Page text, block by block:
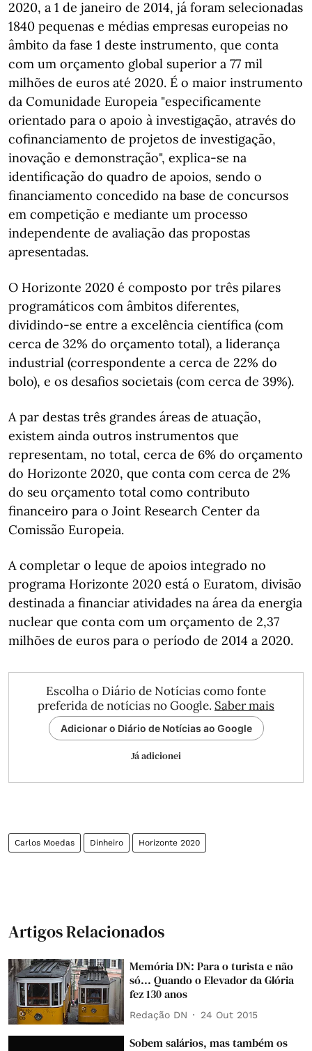
2020, a 1 de janeiro de 2014, já foram selecionadas
1840 pequenas e médias empresas europeias no
âmbito da fase 1 deste instrumento, que conta
com um orçamento global superior a 77 mil
milhões de euros até 2020. É o maior instrumento
da Comunidade Europeia "especificamente
orientado para o apoio à investigação, através do
cofinanciamento de projetos de investigação,
inovação e demonstração", explica-se na
identificação do quadro de apoios, sendo o
financiamento concedido na base de concursos
em competição e mediante um processo
independente de avaliação das propostas
apresentadas.
O Horizonte 2020 é composto por três pilares
programáticos com âmbitos diferentes,
dividindo-se entre a excelência científica (com
cerca de 32% do orçamento total), a liderança
industrial (correspondente a cerca de 22% do
bolo), e os desafios societais (com cerca de 39%).
A par destas três grandes áreas de atuação,
existem ainda outros instrumentos que
representam, no total, cerca de 6% do orçamento
do Horizonte 2020, que conta com cerca de 2%
do seu orçamento total como contributo
financeiro para o Joint Research Center da
Comissão Europeia.
A completar o leque de apoios integrado no
programa Horizonte 2020 está o Euratom, divisão
destinada a financiar atividades na área da energia
nuclear que conta com um orçamento de 2,37
milhões de euros para o período de 2014 a 2020.
Escolha o Diário de Notícias como fonte
preferida de notícias no Google. Saber mais
Adicionar o Diário de Notícias ao Google
Já adicionei
Carlos Moedas Dinheiro Horizonte 2020
Artigos Relacionados
Memória DN: Para o turista e não
só... Quando o Elevador da Glória
fez 130 anos
Redação DN 24 Out 2015
Sobem salários, mas também os